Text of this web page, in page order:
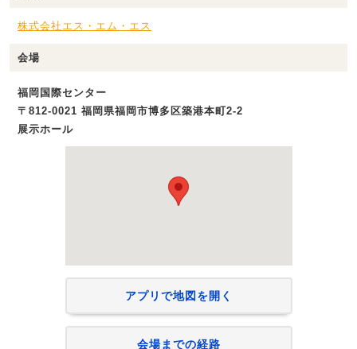
株式会社エス・エム・エス
会場
福岡国際センター
〒812-0021 福岡県福岡市博多区築港本町2-2
展示ホール
アプリで地図を開く
会場までの経路